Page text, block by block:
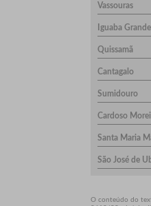
Vassouras
Iguaba Grande
Quissamã
Cantagalo
Sumidouro
Cardoso
Santa Maria
São José de
O conteúdo do